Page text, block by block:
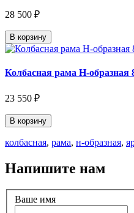
28 500 ₽
В корзину
Колбасная рама Н-образная
23 550 ₽
В корзину
колбасная, рама, н-образная,
Напишите нам
Ваше имя